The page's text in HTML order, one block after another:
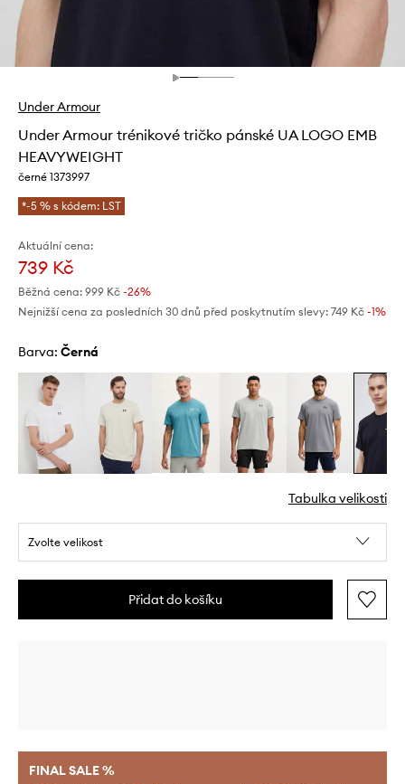
Under Armour
Under Armour trénikové tričko pánské UA LOGO EMB
HEAVYWEIGHT
černé 1373997
*-5 % s kódem: LST
Aktuální cena:
739 Kč
Běžná cena: 999 Kč -26%
Nejnižší cena za posledních 30 dnů před poskytnutím slevy: 749 Kč -1%
Barva: černá
Tabulka velikosti
Zvolte velikost
Přidat do košíku
FINAL SALE %